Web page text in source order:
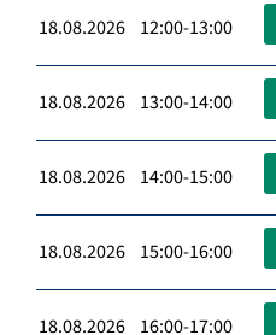
18.08.2026 12:00-13:00
18.08.2026 13:00-14:00
18.08.2026 14:00-15:00
18.08.2026 15:00-16:00
18.08.2026 16:00-17:00